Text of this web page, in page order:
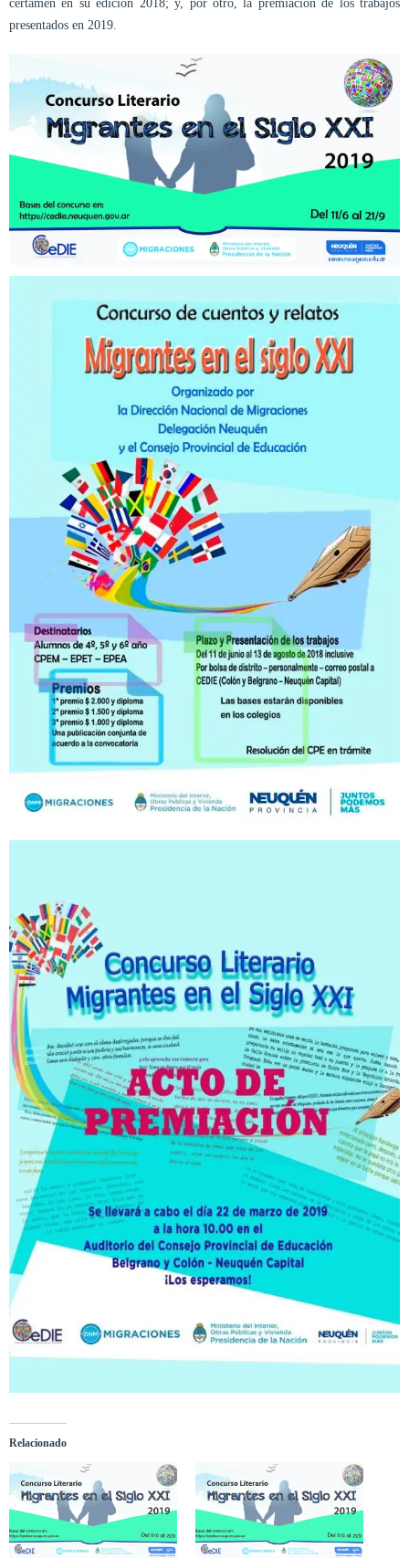
certamen en su edición 2018; y, por otro, la premiación de los trabajos
presentados en 2019.
Relacionado